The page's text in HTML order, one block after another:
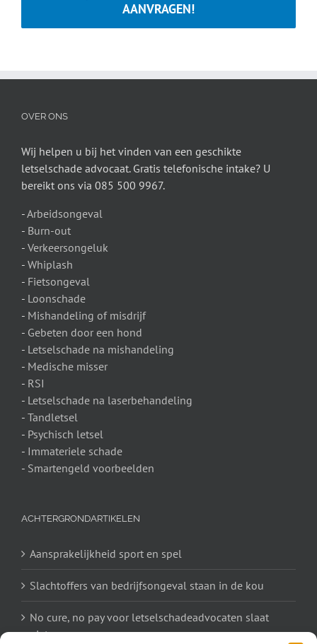
AANVRAGEN!
OVER ONS
Wij helpen u bij het vinden van een geschikte
letselschade advocaat. Gratis telefonische intake? U
bereikt ons via 085 500 9967.
-Arbeidsongeval
- Burn-out
- Verkeersongeluk
- Whiplash
- Fietsongeval
- Loonschade
- Mishandeling of misdrijf
- Gebeten door een hond
- Letselschade na mishandeling
- Medische misser
- RSI
- Letselschade na laserbehandeling
- Tandletsel
- Psychisch letsel
- Immateriele schade
- Smartengeld voorbeelden
ACHTERGRONDARTIKELEN
Aansprakelijkheid sport en spel
Slachtoffers van bedrijfsongeval staan in de kou
No cure, no pay voor letselschadeadvocaten slaat
niet aan